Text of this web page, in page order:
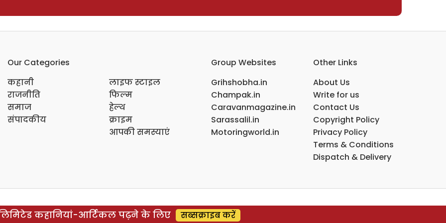
Our Categories
कहानी
राजनीति
समाज
संपादकीय
लाइफ स्टाइल
फिल्म
हेल्थ
क्राइम
आपकी समस्याएं
Group Websites
Grihshobha.in
Champak.in
Caravanmagazine.in
Sarassalil.in
Motoringworld.in
Other Links
About Us
Write for us
Contact Us
Copyright Policy
Privacy Policy
Terms & Conditions
Dispatch & Delivery
कहानियां-आर्टिकल पढ़ने के लिए सब्सक्राइब करें